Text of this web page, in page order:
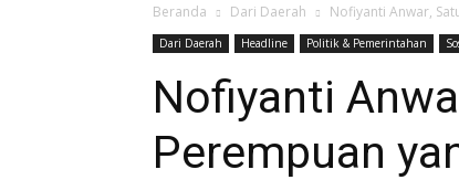
Beranda Dari Daerah Nofiyanti Anwar,
Dari Daerah Headline Politik & Pemerintahan
Nofiyanti
Perempuan